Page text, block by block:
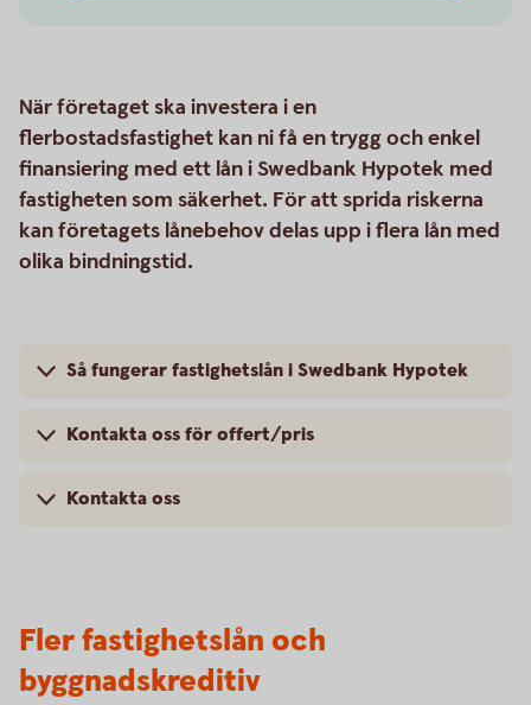
När företaget ska investera i en
flerbostadsfastighet kan ni få en trygg och enkel
finansiering med ett lån i Swedbank Hypotek med
fastigheten som säkerhet. För att sprida riskerna
kan företagets lånebehov delas upp i flera lån med
olika bindningstid.
Så fungerar fastighetslån i Swedbank Hypotek
Kontakta oss för offert/pris
Kontakta oss
Fler fastighetslån och
byggnadskreditiv